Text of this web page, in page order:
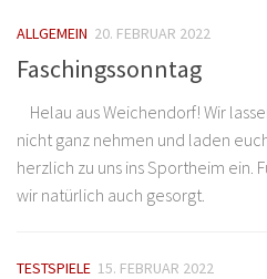
ALLGEMEIN 20. FEBRUAR 2022
Faschingssonntag
Helau aus Weichendorf! Wir
nicht ganz nehmen und laden
herzlich zu uns ins Sportheim ein.
wir natürlich auch gesorgt.
TESTSPIELE 15. FEBRUAR 2022